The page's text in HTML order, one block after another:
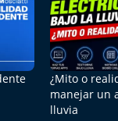
¿Mito o
manejar un
lluvia